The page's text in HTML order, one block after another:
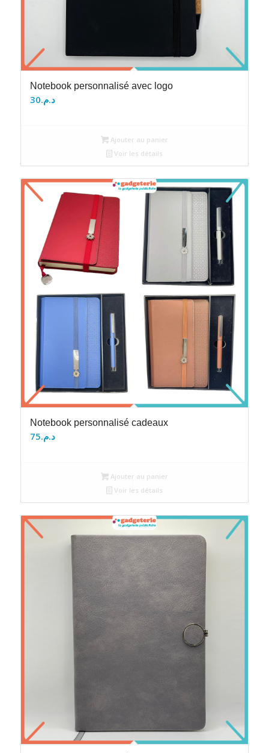
Notebook personnalisé avec logo
د.م.30
Ajouter au panier
Voir les détails
Notebook personnalisé cadeaux
د.م.75
Ajouter au panier
Voir les détails